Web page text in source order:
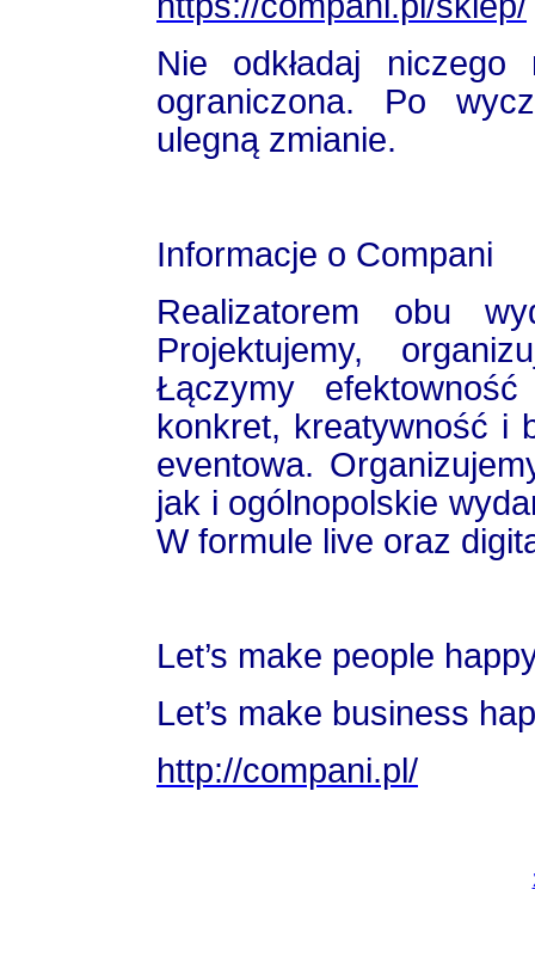
Nie odkładaj
ograniczona. Po
ulegną zmianie.
Informacje o Compani
Realizatorem obu
Projektujemy,
Łączymy
konkret, kreatywność i
eventowa.
jak i ogólnopolskie
W formule live oraz
Let’s make people
Let’s make business
http://compani.pl/